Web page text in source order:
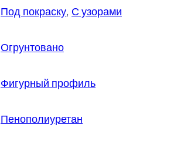
Под покраску, С узорами
Огрунтовано
Фигурный профиль
Пенополиуретан